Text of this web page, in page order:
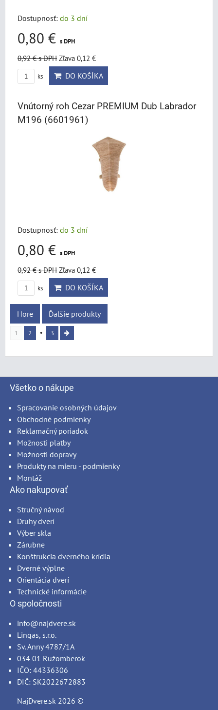
Dostupnosť: do 3 dní
0,80 € s DPH
0,92 €s DPH Zľava 0,12 €
ks DO KOŠÍKA
Vnútorný roh Cezar PREMIUM Dub Labrador
M196 (6601961)
Dostupnosť: do 3 dní
0,80 € s DPH
0,92 €s DPH Zľava 0,12 €
ks DO KOŠÍKA
Hore Ďalšie produkty
1 2 3
Všetko o nákupe
Spracovanie osobných údajov
Obchodné podmienky
Reklamačný poriadok
Možnosti platby
Možnosti dopravy
Produkty na mieru - podmienky
Montáž
Ako nakupovať
Stručný návod
Druhy dverí
Výber skla
Zárubne
Konštrukcia dverného krídla
Dverné výplne
Orientácia dverí
Technické informácie
O spoločnosti
info@najdvere.sk
Lingas, s.r.o.
Sv. Anny 4787/1A
034 01 Ružomberok
IČO: 44336306
DIČ: SK2022672883
NajDvere.sk 2026 ©